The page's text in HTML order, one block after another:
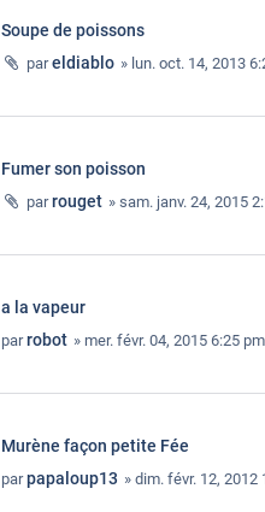
Soupe de poissons
pareldiablo » lun. oct. 14, 2013
Fumer son poisson
parrouget » sam. janv. 24, 2015
a la vapeur
parrobot » mer. févr. 04, 2015 6:25 pm
Murène façon petite Fée
parpapaloup13 » dim. févr. 12, 2012